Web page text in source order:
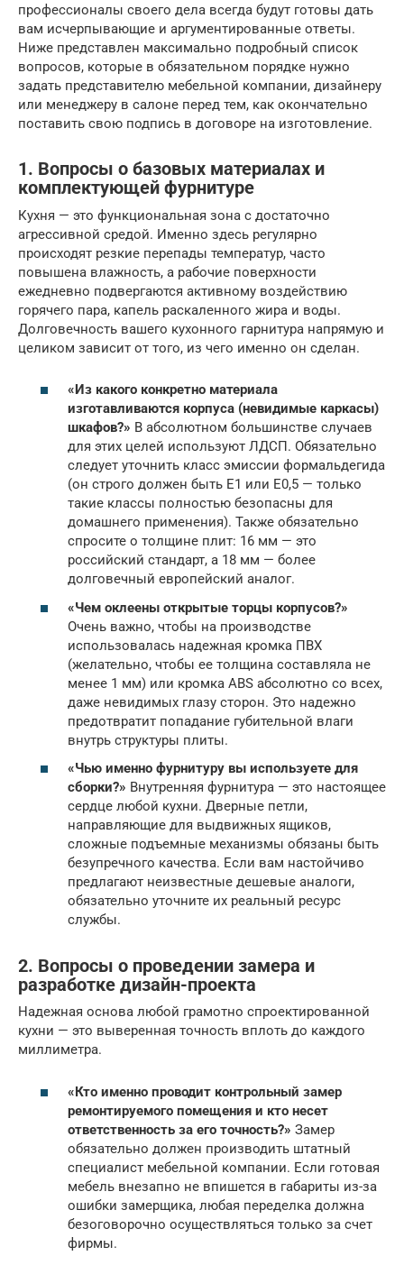
профессионалы своего дела всегда будут готовы дать
вам исчерпывающие и аргументированные ответы.
Ниже представлен максимально подробный список
вопросов, которые в обязательном порядке нужно
задать представителю мебельной компании, дизайнеру
или менеджеру в салоне перед тем, как окончательно
поставить свою подпись в договоре на изготовление.
1. Вопросы о базовых материалах и
комплектующей фурнитуре
Кухня — это функциональная зона с достаточно
агрессивной средой. Именно здесь регулярно
происходят резкие перепады температур, часто
повышена влажность, а рабочие поверхности
ежедневно подвергаются активному воздействию
горячего пара, капель раскаленного жира и воды.
Долговечность вашего кухонного гарнитура напрямую и
целиком зависит от того, из чего именно он сделан.
«Из какого конкретно материала
изготавливаются корпуса (невидимые каркасы)
шкафов?» В абсолютном большинстве случаев
для этих целей используют ЛДСП. Обязательно
следует уточнить класс эмиссии формальдегида
(он строго должен быть E1 или E0,5 — только
такие классы полностью безопасны для
домашнего применения). Также обязательно
спросите о толщине плит: 16 мм — это
российский стандарт, а 18 мм — более
долговечный европейский аналог.
«Чем оклеены открытые торцы корпусов?»
Очень важно, чтобы на производстве
использовалась надежная кромка ПВХ
(желательно, чтобы ее толщина составляла не
менее 1 мм) или кромка ABS абсолютно со всех,
даже невидимых глазу сторон. Это надежно
предотвратит попадание губительной влаги
внутрь структуры плиты.
«Чью именно фурнитуру вы используете для
сборки?» Внутренняя фурнитура — это настоящее
сердце любой кухни. Дверные петли,
направляющие для выдвижных ящиков,
сложные подъемные механизмы обязаны быть
безупречного качества. Если вам настойчиво
предлагают неизвестные дешевые аналоги,
обязательно уточните их реальный ресурс
службы.
2. Вопросы о проведении замера и
разработке дизайн-проекта
Надежная основа любой грамотно спроектированной
кухни — это выверенная точность вплоть до каждого
миллиметра.
«Кто именно проводит контрольный замер
ремонтируемого помещения и кто несет
ответственность за его точность?» Замер
обязательно должен производить штатный
специалист мебельной компании. Если готовая
мебель внезапно не впишется в габариты из-за
ошибки замерщика, любая переделка должна
безоговорочно осуществляться только за счет
фирмы.